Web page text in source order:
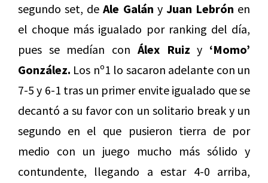
segundo set, deAle Galán y Juan Lebrón en
el choque más igualado por ranking del día,
pues se medían con Álex Ruiz y ‘Momo’
González. Los nº1 lo sacaron adelante con un
7-5 y 6-1 tras un primer envite igualado que se
decantó a su favor con un solitario break y un
segundo en el que pusieron tierra de por
medio con un juego mucho más sólido y
contundente, llegando a estar 4-0 arriba,